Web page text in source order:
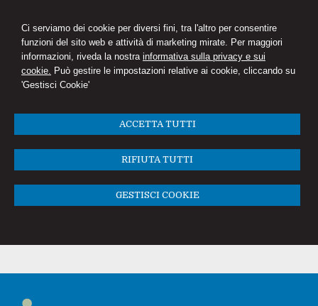
Ci serviamo dei cookie per diversi fini, tra l'altro per consentire
funzioni del sito web e attività di marketing mirate. Per maggiori
informazioni, riveda la nostra informativa sulla privacy e sui
cookie. Può gestire le impostazioni relative ai cookie, cliccando su
'Gestisci Cookie'
ACCETTA TUTTI
RIFIUTA TUTTI
GESTISCI COOKIE